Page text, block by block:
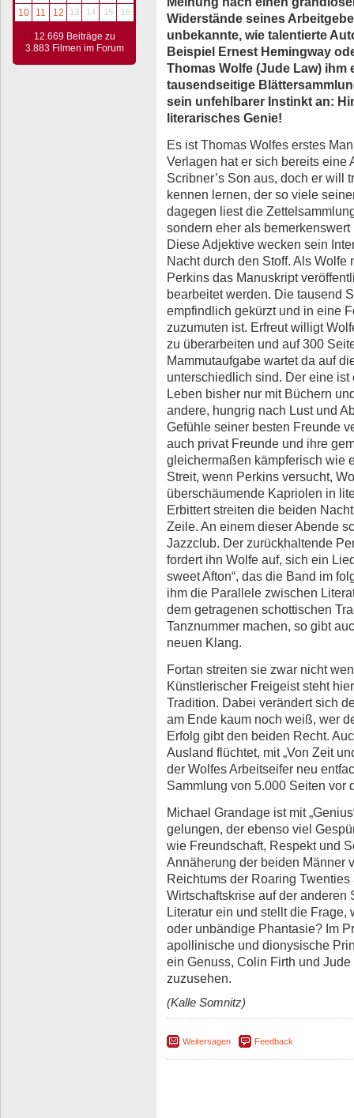
10
11 12 13 14 15 16
12.669 Beiträge zu
3.883 Filmen im Forum
Widerstände seines
unbekannte, wie talentierte
Beispiel Ernest Hemingway
Thomas Wolfe (Jude Law) ihm
tausendseitige
sein unfehlbarer Instinkt an:
literarisches Genie!
Es ist Thomas Wolfes erstes
Verlagen hat er sich bereits eine
Scribner’s Son aus, doch er will
kennen lernen, der so viele
dagegen liest die
sondern eher als
Diese Adjektive wecken sein
Nacht durch den Stoff. Als Wolfe
Perkins das Manuskript
bearbeitet werden. Die tausend
empfindlich gekürzt und in eine
zuzumuten ist. Erfreut willigt
zu überarbeiten und auf 300
Mammutaufgabe wartet da auf
unterschiedlich sind. Der eine
Leben bisher nur mit Büchern
andere, hungrig nach Lust und
Gefühle seiner besten Freunde
auch privat Freunde und ihre
gleichermaßen kämpferisch wie
Streit, wenn Perkins versucht,
überschäumende Kapriolen in
Erbittert streiten die beiden
Zeile. An einem dieser Abende
Jazzclub. Der zurückhaltende
fordert ihn Wolfe auf, sich ein
sweet Afton“, das die Band im
ihm die Parallele zwischen
dem getragenen schottischen
Tanznummer machen, so gibt
neuen Klang.
Fortan streiten sie zwar nicht
Künstlerischer Freigeist steht
Tradition. Dabei verändert sich
am Ende kaum noch weiß, wer
Erfolg gibt den beiden Recht.
Ausland flüchtet, mit „Von Zeit
der Wolfes Arbeitseifer neu
Sammlung von 5.000 Seiten vor
Michael Grandage ist mit
gelungen, der ebenso viel
wie Freundschaft, Respekt und
Annäherung der beiden Männer
Reichtums der Roaring
Wirtschaftskrise auf der anderen
Literatur ein und stellt die
oder unbändige Phantasie? Im
apollinische und dionysische
ein Genuss, Colin Firth und
zuzusehen.
(Kalle Somnitz)
Weitersagen Feedback